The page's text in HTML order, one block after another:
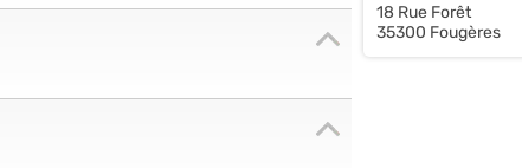
18 Rue Forêt
35300 Fougères